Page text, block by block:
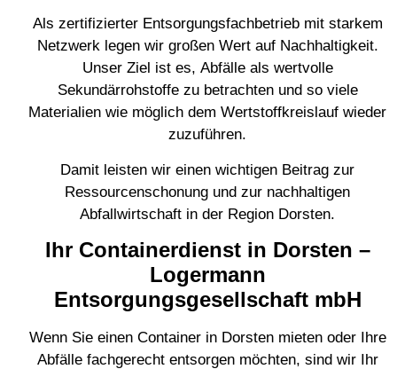
Als zertifizierter Entsorgungsfachbetrieb mit starkem
Netzwerk legen wir großen Wert auf Nachhaltigkeit.
Unser Ziel ist es, Abfälle als wertvolle
Sekundärrohstoffe zu betrachten und so viele
Materialien wie möglich dem Wertstoffkreislauf wieder
zuzuführen.
Damit leisten wir einen wichtigen Beitrag zur
Ressourcenschonung und zur nachhaltigen
Abfallwirtschaft in der Region Dorsten.
Ihr Containerdienst in Dorsten –
Logermann
Entsorgungsgesellschaft mbH
Wenn Sie einen Container in Dorsten mieten oder Ihre
Abfälle fachgerecht entsorgen möchten, sind wir Ihr